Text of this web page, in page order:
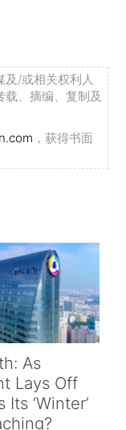
及/或相关权利人
、摘编、复制及
，获得书面
As
Lays Off
Its ‘Winter’